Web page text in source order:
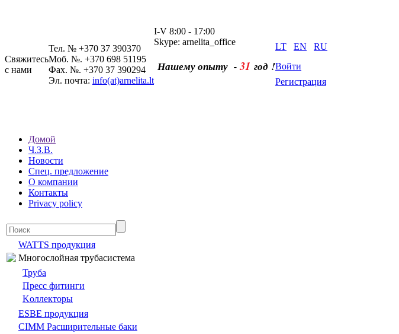
Свяжитесь
с нами
Тел. № +370 37 390370
Моб. №. +370 698 51195
Фах. №. +370 37 390294
Эл. почта: info(at)arnelita.lt
I-V 8:00 - 17:00
Skype: arnelita_office
Нашему опыту -31 год !
LT EN
RU
Войти
Регистрация
Домой
Ч.З.В.
Новости
Спец. предложение
О компании
Контакты
Privacy policy
WATTS продукция
Многослойная трубасистема
Труба
Пресс фитинги
Kоллекторы
ESBE продукция
CIMM Расширительные баки